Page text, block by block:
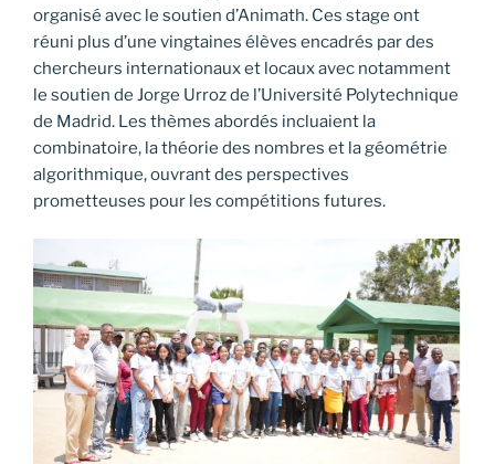
organisé avec le soutien d’Animath. Ces stage ont
réuni plus d’une vingtaines élèves encadrés par des
chercheurs internationaux et locaux avec notamment
le soutien de Jorge Urroz de l’Université Polytechnique
de Madrid. Les thèmes abordés incluaient la
combinatoire, la théorie des nombres et la géométrie
algorithmique, ouvrant des perspectives
prometteuses pour les compétitions futures.